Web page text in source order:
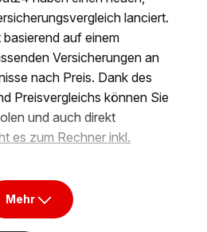
lanciert.
auf einem
Versicherungen an
nach Preis. Dank des
Preisvergleichs können Sie
und auch direkt
es zum Rechner inkl.
Mehr